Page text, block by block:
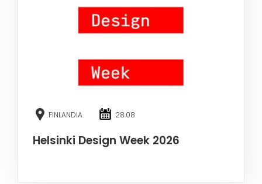
FINLANDIA 28.08
Helsinki Design Week 2026